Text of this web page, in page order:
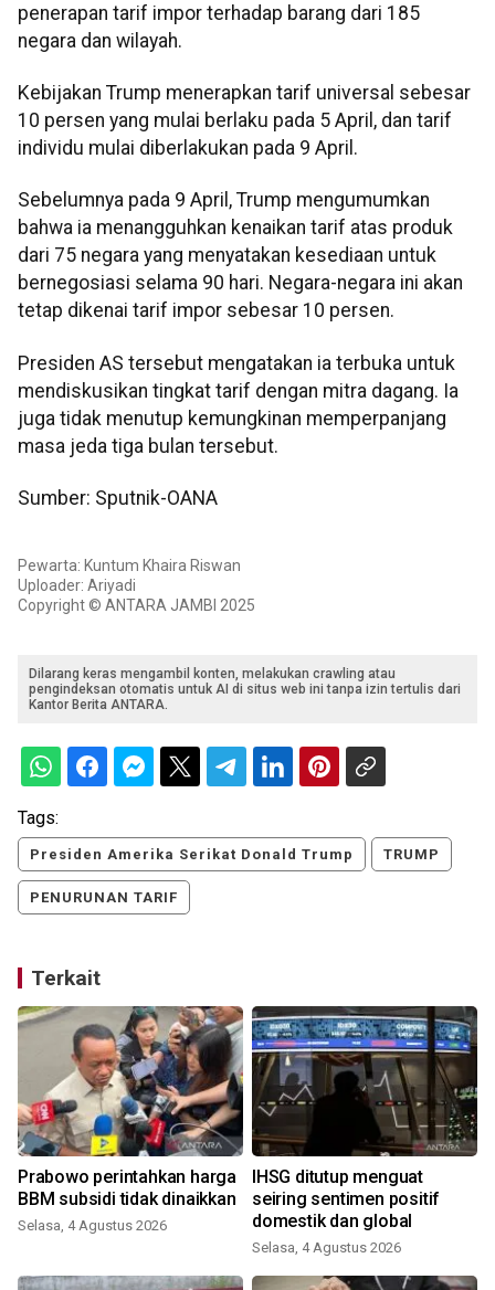
penerapan tarif impor terhadap barang dari 185
negara dan wilayah.
Kebijakan Trump menerapkan tarif universal sebesar
10 persen yang mulai berlaku pada 5 April, dan tarif
individu mulai diberlakukan pada 9 April.
Sebelumnya pada 9 April, Trump mengumumkan
bahwa ia menangguhkan kenaikan tarif atas produk
dari 75 negara yang menyatakan kesediaan untuk
bernegosiasi selama 90 hari. Negara-negara ini akan
tetap dikenai tarif impor sebesar 10 persen.
Presiden AS tersebut mengatakan ia terbuka untuk
mendiskusikan tingkat tarif dengan mitra dagang. Ia
juga tidak menutup kemungkinan memperpanjang
masa jeda tiga bulan tersebut.
Sumber: Sputnik-OANA
Pewarta: Kuntum Khaira Riswan
Uploader: Ariyadi
Copyright © ANTARA JAMBI 2025
Dilarang keras mengambil konten, melakukan crawling atau
pengindeksan otomatis untuk AI di situs web ini tanpa izin tertulis dari
Kantor Berita ANTARA.
Tags:
Presiden Amerika Serikat Donald Trump TRUMP
PENURUNAN TARIF
Terkait
Prabowo perintahkan harga
BBM subsidi tidak dinaikkan
Selasa, 4 Agustus 2026
IHSG ditutup menguat
seiring sentimen positif
domestik dan global
Selasa, 4 Agustus 2026